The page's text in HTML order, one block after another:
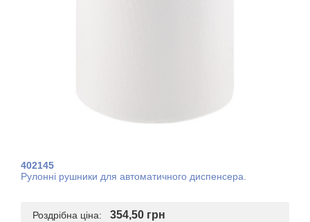
402145
Рулонні рушники для автоматичного диспенсера.
Роздрібна ціна: 354,50 грн